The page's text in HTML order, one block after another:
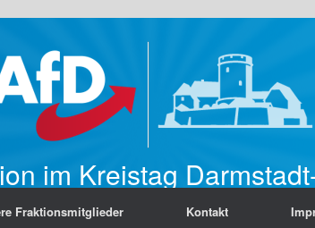
im Kreistag
Fraktionsmitglieder Kontakt